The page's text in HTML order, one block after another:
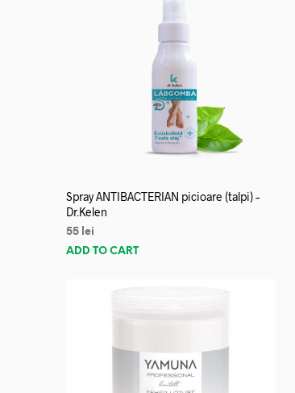
Spray ANTIBACTERIAN picioare (talpi) –
Dr.Kelen
55 lei
ADD TO CART